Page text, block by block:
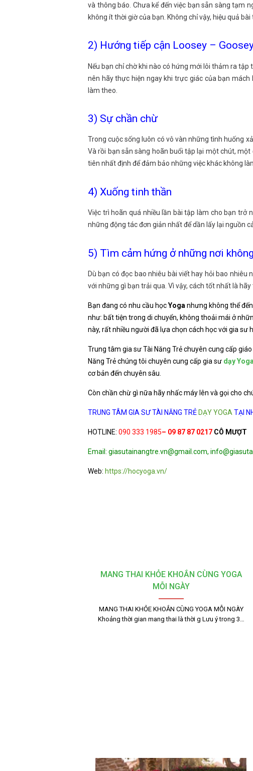
và thông báo. Chưa kể đến việc bạn sẵn sàng tạm
không ít thời giờ của bạn. Không chỉ vậy, hiệu quả
2) Hướng tiếp cận Loosey –
Nếu bạn chỉ chờ khi nào có hứng mới lôi thảm ra
nên hãy thực hiện ngay khi trực giác của bạn
làm theo.
3) Sự chần chừ
Trong cuộc sống luôn có vô vàn những tình huống
Và rồi bạn sẵn sàng hoãn buổi tập lại một chút,
tiên nhất định để đảm bảo những việc khác không
4) Xuống tinh thần
Việc trì hoãn quá nhiều lần bài tập làm cho bạn trở
những động tác đơn giản nhất để dần lấy lại nguồn
5) Tìm cảm hứng ở những nơi
Dù bạn có đọc bao nhiêu bài viết hay hỏi bao nhiêu
với những gì bạn trải qua. Vì vậy, cách tốt nhất là
Bạn đang có nhu cầu họcYoga nhưng không thể
như: bất tiện trong di chuyển, không thoải mái ở
này, rất nhiều người đã lựa chọn cách học với gia sư
Trung tâm gia sư Tài Năng Trẻ chuyên cung cấp giáo
Năng Trẻ chúng tôi chuyên cung cấp gia sư dạy
cơ bản đến chuyên sâu.
Còn chần chừ gì nữa hãy nhấc máy lên và gọi cho
TRUNG TÂM GIA SƯ TÀI NĂNG TRẺ DẠY YOGA TẠI
HOTLINE: 090 333 1985– 09 87 87 0217 CÔ MƯỢT
Email: giasutainangtre.vn@gmail.com,
Web: https://hocyoga.vn/
MANG THAI KHỎE KHOẮN CÙNG YOGA
MỖI NGÀY
MANG THAI KHỎE KHOẮN CÙNG YOGA MỖI NGÀY
Khoảng thời gian mang thai là thời g Lưu ý trong 3…